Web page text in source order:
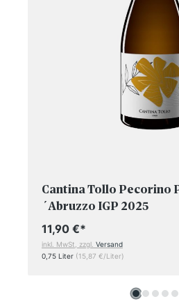
Cantina Tollo Pecorino
´Abruzzo IGP 2025
11,90 €*
inkl. MwSt, zzgl. Versand
0,75 Liter (15,87 €/Liter)